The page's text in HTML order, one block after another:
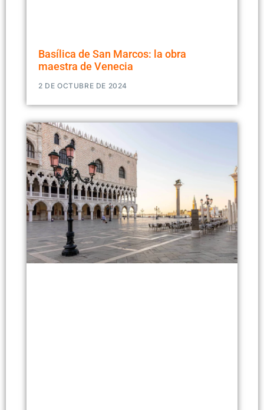
Basílica de San Marcos: la obra
maestra de Venecia
2 DE OCTUBRE DE 2024